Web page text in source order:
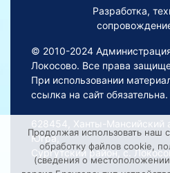
Разработка,
© 2010-2024
Локосово. Все права
При использовании
ссылка на сайт обязательна.
628454, Ханты-Мансийский
Югра,
Сургутский район, с.
Продолжая использовать наш
обработку файлов cookie,
(сведения о